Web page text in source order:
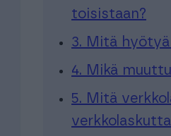
toisistaan?
3. Mitä hyötyä
4. Mikä
5. Mitä